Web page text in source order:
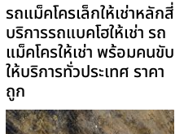
รถแม็คโครเล็กให้เช่าหลักสี่
บริการรถแบคโฮให้เช่า รถ
แม็คโครให้เช่า พร้อมคนขับ
ให้บริการทั่วประเทศ ราคา
ถูก